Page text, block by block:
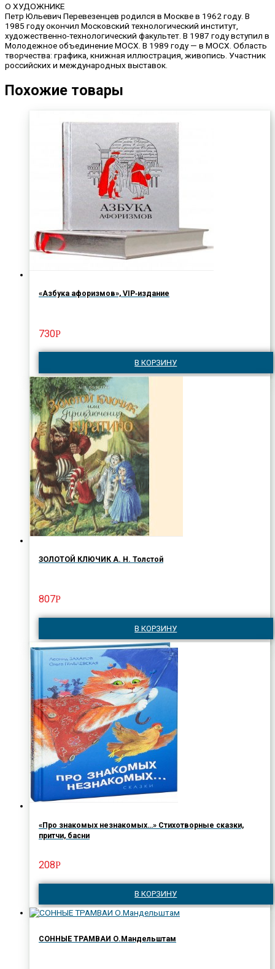
О ХУДОЖНИКЕ
Петр Юльевич Перевезенцев родился в Москве в 1962 году. В
1985 году окончил Московский технологический институт,
художественно-технологический факультет. В 1987 году вступил в
Молодежное объединение МОСХ. В 1989 году — в МОСХ. Область
творчества: графика, книжная иллюстрация, живопись. Участник
российских и международных выставок.
Похожие товары
«Азбука афоризмов», VIP‑издание
730Р
В КОРЗИНУ
ЗОЛОТОЙ КЛЮЧИК А. Н. Толстой
807Р
В КОРЗИНУ
«Про знакомых незнакомых…» Стихотворные сказки,
притчи, басни
208Р
В КОРЗИНУ
СОННЫЕ ТРАМВАИ О.Мандельштам